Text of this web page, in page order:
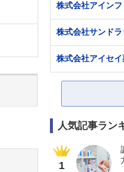
株式会社アイン
株式会社サンドラ
株式会社アイセイ
人気記事ラン
1